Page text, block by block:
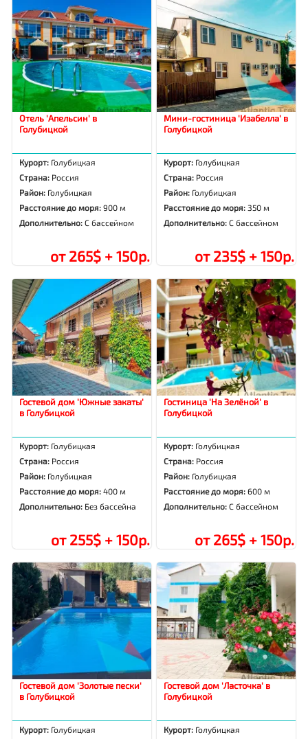
Отель 'Апельсин' в
Голубицкой
Курорт: Голубицкая
Страна: Россия
Район: Голубицкая
Расстояние до моря:900 м
Дополнительно:С бассейном
от 265$ + 150р.
Мини-гостиница 'Изабелла' в
Голубицкой
Курорт: Голубицкая
Страна: Россия
Район: Голубицкая
Расстояние до моря: 350 м
Дополнительно:С бассейном
от 235$ + 150р.
Гостевой дом 'Южные закаты'
в Голубицкой
Курорт: Голубицкая
Страна: Россия
Район: Голубицкая
Расстояние до моря:400 м
Дополнительно: Без бассейна
от 255$ + 150р.
Гостиница 'На Зелёной' в
Голубицкой
Курорт: Голубицкая
Страна: Россия
Район: Голубицкая
Расстояние до моря:600 м
Дополнительно:С бассейном
от 265$ + 150р.
Гостевой дом 'Золотые пески'
в Голубицкой
Курорт: Голубицкая
Гостевой дом 'Ласточка' в
Голубицкой
Курорт: Голубицкая